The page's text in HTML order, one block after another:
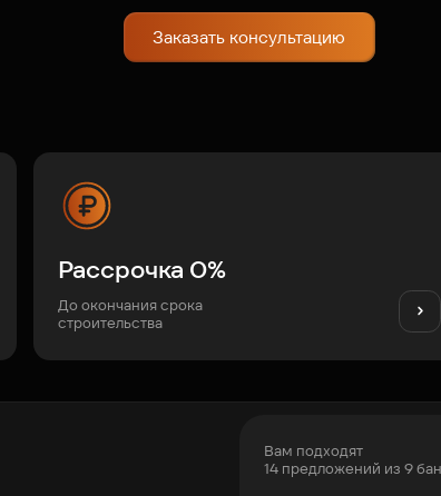
Заказать консультацию
Рассрочка 0%
До окончания срока
строительства
Вам подходят
14 предложений из 9